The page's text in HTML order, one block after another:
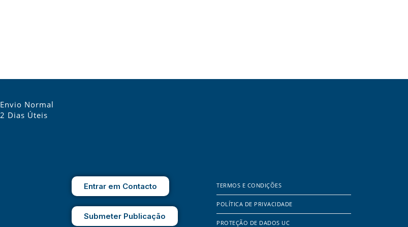
Envio Normal
2 Dias Úteis
Entrar em Contacto
Submeter Publicação
TERMOS E CONDIÇÕES
POLÍTICA DE PRIVACIDADE
PROTEÇÃO DE DADOS UC